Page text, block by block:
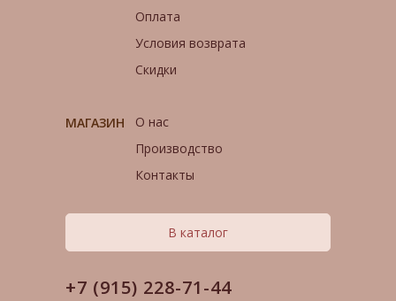
В каталог
МАГАЗИН
+7 (915) 228-71-44
О нас
Производство
Контакты
Оплата
Условия возврата
Скидки